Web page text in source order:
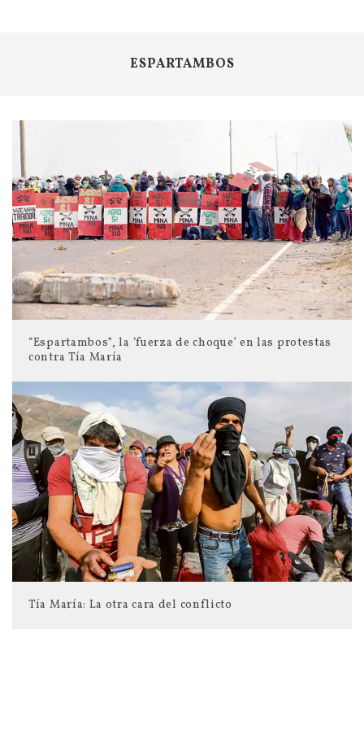
ESPARTAMBOS
“Espartambos”, la ‘fuerza de choque’ en las protestas
contra Tía María
Tía María: La otra cara del conflicto